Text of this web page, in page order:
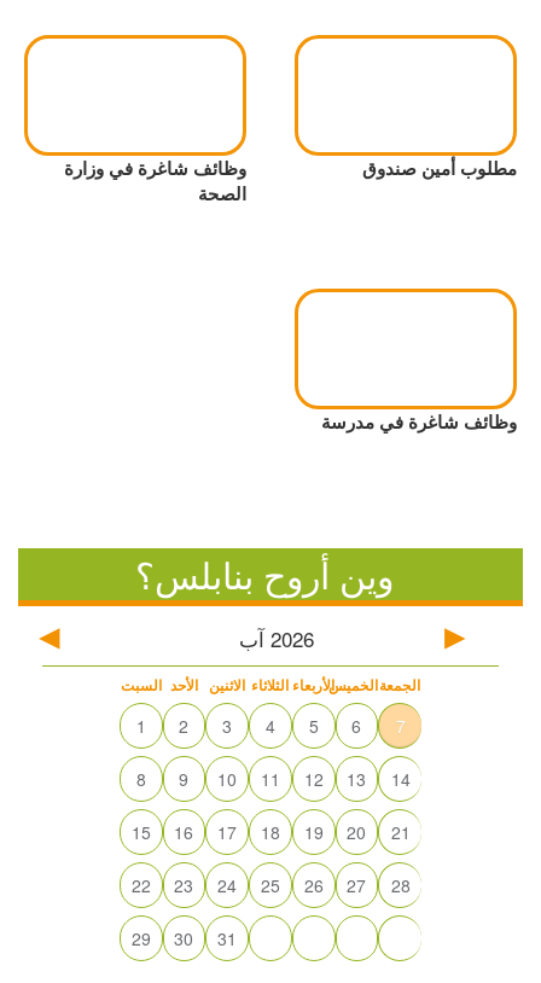
مطلوب أمين صندوق
وظائف شاغرة في وزارة
الصحة
وظائف شاغرة في مدرسة
وين أروح بنابلس؟
2026 آب
السبت الأحد الاثنين الثلاثاء الأربعاءالخميسالجمعة
1 2 3 4 5 6 7
8 9 10 11 12 13 14
15 16 17 18 19 20 21
22 23 24 25 26 27 28
29 30 31